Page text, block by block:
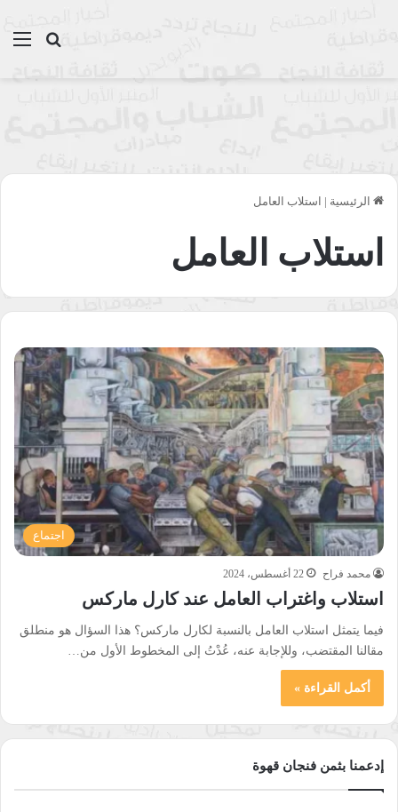
بحث
الرئيسية | استلاب العامل
استلاب العامل
اجتماع
محمد فراح 22 أغسطس، 2024
استلاب واغتراب العامل عند كارل ماركس
فيما يتمثل استلاب العامل بالنسبة لكارل ماركس؟ هذا السؤال هو منطلق
مقالنا المقتضب، وللإجابة عنه، عُدْتُ إلى المخطوط الأول من…
أكمل القراءة »
إدعمنا بثمن فنجان قهوة